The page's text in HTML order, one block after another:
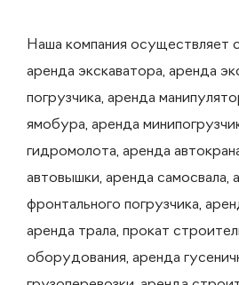
Наша компания осуществляет
аренда экскаватора, аренда
погрузчика, аренда
ямобура, аренда
гидромолота, аренда
автовышки, аренда самосвала,
фронтального погрузчика,
аренда трала, прокат
оборудования, аренда